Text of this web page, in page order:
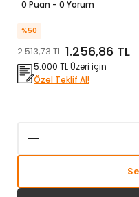
0 Puan - 0 Yorum
%50
2.513,73 TL 1.256,86 TL
5.000 TL Üzeri için
Özel Teklif Al!